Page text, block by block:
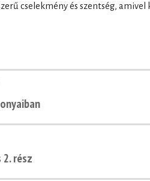
cselekmény és szentség,
2. rész